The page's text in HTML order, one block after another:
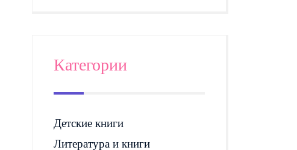
Категории
Детские книги
Литература и книги